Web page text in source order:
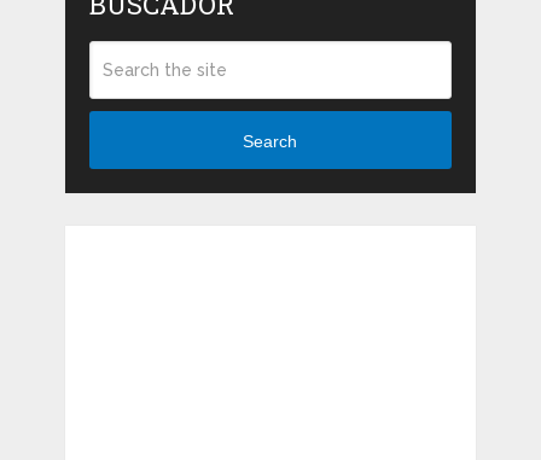
Search